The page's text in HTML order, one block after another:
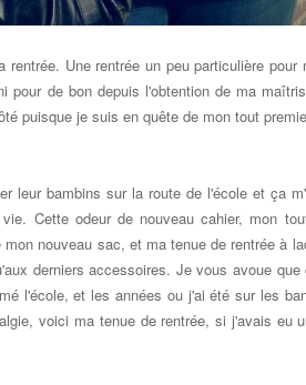
Une rentrée un peu particulière pour
pour de bon depuis l'obtention de ma
puisque je suis en quête de mon tout
leur bambins sur la route de l'école et ça
Cette odeur de nouveau cahier, mon
nouveau sac, et ma tenue de rentrée à
derniers accessoires. Je vous avoue
l'école, et les années ou j'ai été sur les
voici ma tenue de rentrée, si j'avais eu